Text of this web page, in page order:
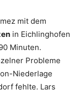
mit dem
in Eichlinghofen
Minuten.
Probleme
Niederlage
fehlte. Lars